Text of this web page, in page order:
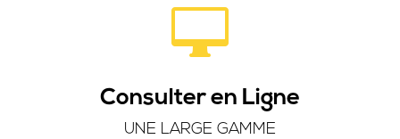

Consulter en Ligne
UNE LARGE GAMME